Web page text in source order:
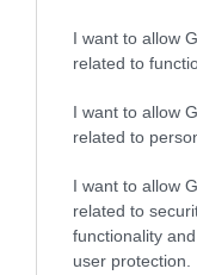
I want to allow
related to
I want to allow
related to
I want to allow
related to
functionality
user protection.
ιατρική κατάσταση
πόνος που αισθάνεται
παθήσεων είτε
προέρχεται από
09.08.2013 11:55